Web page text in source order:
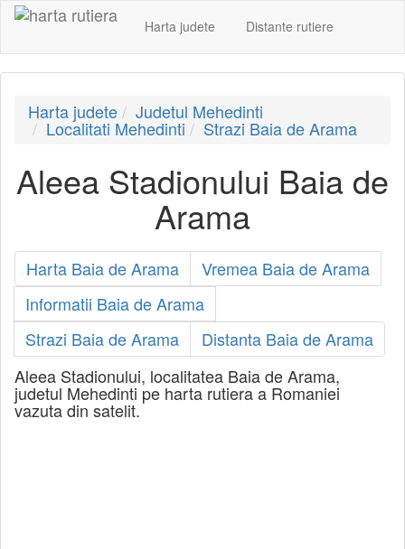
Harta judete Distante rutiere
Harta judete Judetul Mehedinti
Localitati Mehedinti Strazi Baia de Arama
Aleea Stadionului Baia de
Arama
Harta Baia de Arama
Vremea Baia de Arama
Informatii Baia de Arama
Strazi Baia de Arama
Distanta Baia de Arama
Aleea Stadionului, localitatea Baia de Arama,
judetul Mehedinti pe harta rutiera a Romaniei
vazuta din satelit.